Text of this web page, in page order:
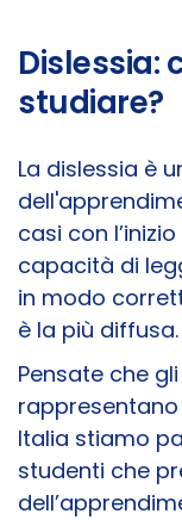
Dislessia:
studiare?
La dislessia è
casi con
capacità di
in modo
è la più diffusa.
Pensate che
rappresentano
Italia stiamo
studenti che